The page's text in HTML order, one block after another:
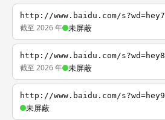
http://www.baidu.com/s?wd=hey7
截至 2026 年 未屏蔽
http://www.baidu.com/s?wd=hey8
截至 2026 年 未屏蔽
http://www.baidu.com/s?wd=hey9
未屏蔽